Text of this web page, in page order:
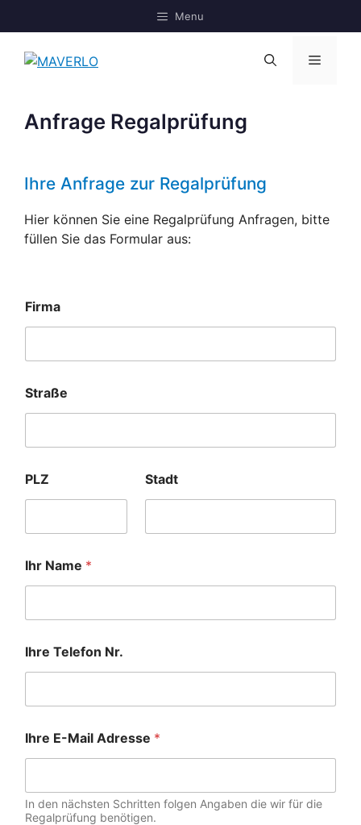
Inhalt
springen
Menu
Menü
Anfrage Regalprüfung
Ihre Anfrage zur Regalprüfung
Hier können Sie eine Regalprüfung Anfragen, bitte
füllen Sie das Formular aus:
Firma
Straße
PLZ Stadt
Ihr Name *
Ihre Telefon Nr.
Ihre E-Mail Adresse *
In den nächsten Schritten folgen Angaben die wir für die
Regalprüfung benötigen.